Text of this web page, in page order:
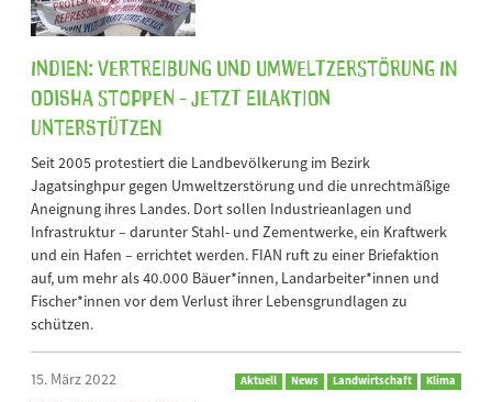
Indien: Vertreibung und Umweltzerstörung in
Odisha stoppen - jetzt Eilaktion
unterstützen
Seit 2005 protestiert die Landbevölkerung im Bezirk
Jagatsinghpur gegen Umweltzerstörung und die unrechtmäßige
Aneignung ihres Landes. Dort sollen Industrieanlagen und
Infrastruktur – darunter Stahl- und Zementwerke, ein Kraftwerk
und ein Hafen – errichtet werden. FIAN ruft zu einer Briefaktion
auf, um mehr als 40.000 Bäuer*innen, Landarbeiter*innen und
Fischer*innen vor dem Verlust ihrer Lebensgrundlagen zu
schützen.
15. März 2022 Aktuell News Landwirtschaft Klima